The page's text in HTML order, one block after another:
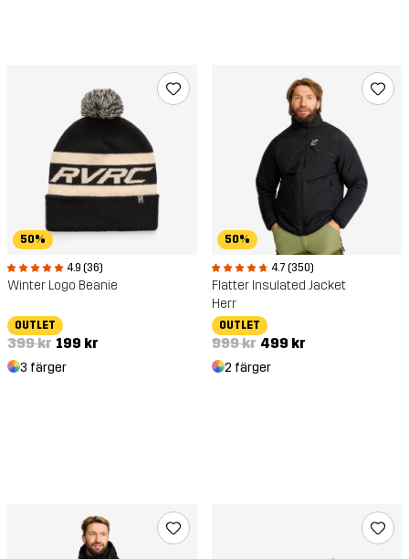
50%
4.9 (36)
Winter Logo Beanie
OUTLET
399 kr 199 kr
3 färger
50%
4.7 (350)
Flatter Insulated Jacket
Herr
OUTLET
999 kr 499 kr
2 färger